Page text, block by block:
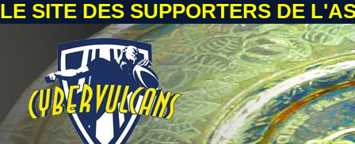
LE SITE DES SUPPORTERS DE